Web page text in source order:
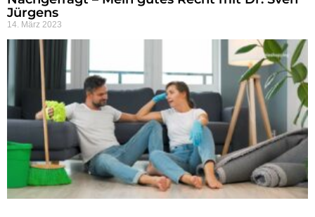
Jürgens
14. März 2023